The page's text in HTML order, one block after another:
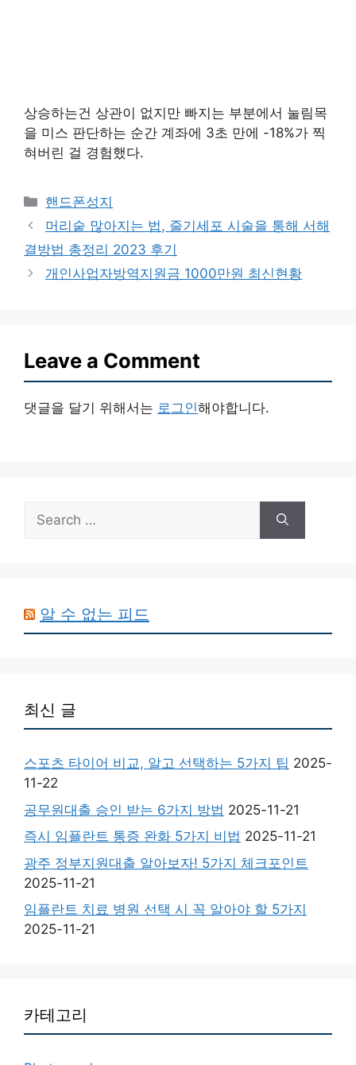
상승하는건 상관이 없지만 빠지는 부분에서 눌림목
을 미스 판단하는 순간 계좌에 3초 만에 -18%가 찍
혀버린 걸 경험했다.
Categories
핸드폰성지
머리숱 많아지는 법, 줄기세포 시술을 통해 서해
결방법 총정리 2023 후기
개인사업자방역지원금 1000만원 최신현황
Leave a Comment
댓글을 달기 위해서는 로그인해야합니다.
Search
for:
알 수 없는 피드
최신 글
스포츠 타이어 비교, 알고 선택하는 5가지 팁 2025-
11-22
공무원대출 승인 받는 6가지 방법 2025-11-21
즉시 임플란트 통증 완화 5가지 비법 2025-11-21
광주 정부지원대출 알아보자! 5가지 체크포인트
2025-11-21
임플란트 치료 병원 선택 시 꼭 알아야 할 5가지
2025-11-21
카테고리